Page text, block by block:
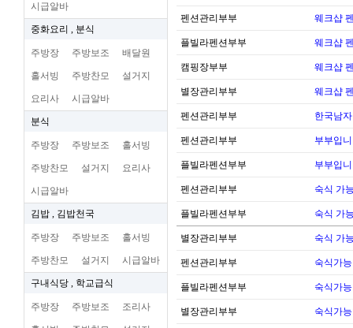
시급알바
중화요리 , 분식
주방장 주방보조 배달원
홀서빙 주방찬모 설거지
요리사 시급알바
분식
주방장 주방보조 홀서빙
주방찬모 설거지 요리사
시급알바
김밥 , 김밥천국
주방장 주방보조 홀서빙
주방찬모 설거지 시급알바
구내식당 , 학교급식
주방장 주방보조 조리사
펜션관리부부 웨크샵
플빌라펜션부부 웨크샵
캠핑장부부 웨크샵
별장관리부부 웨크샵
펜션관리부부 한국남
펜션관리부부 부부입
플빌라펜션부부 부부입
펜션관리부부 숙식 가
플빌라펜션부부 숙식 가
별장관리부부 숙식 가
펜션관리부부 숙식가
플빌라펜션부부 숙식가
별장관리부부 숙식가